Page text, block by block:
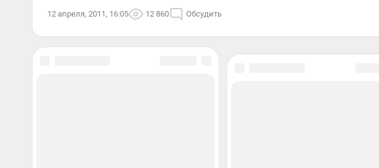
12 апреля, 2011, 16:05 12 860 Обсудить